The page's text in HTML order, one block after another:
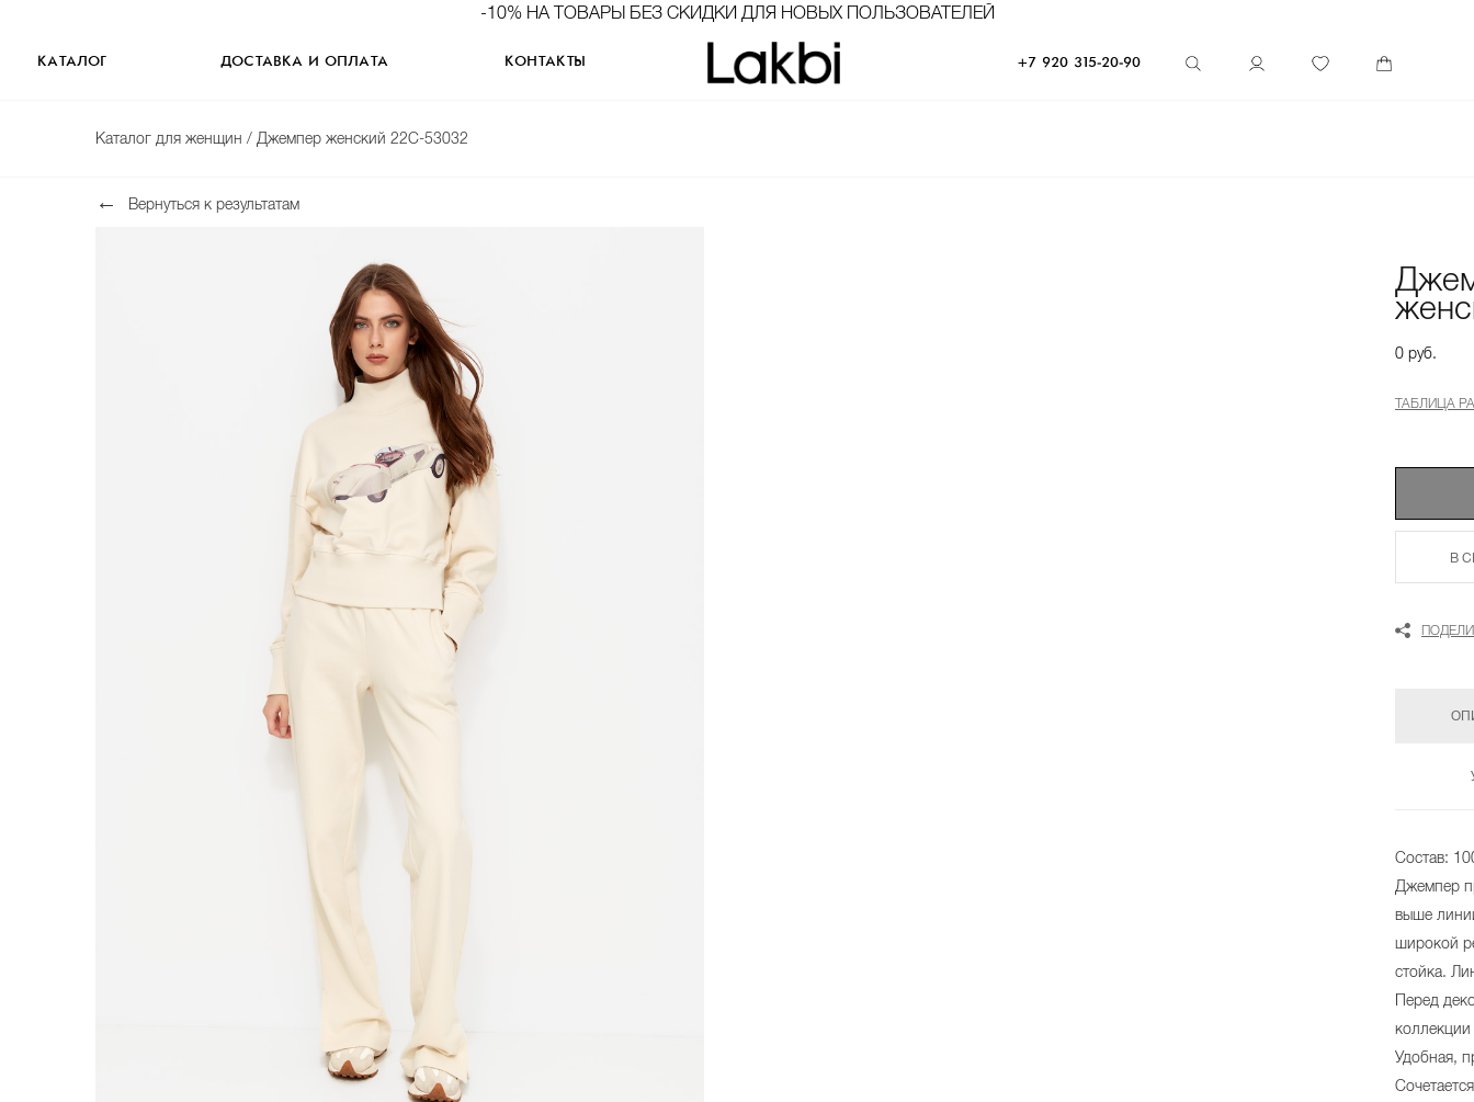
-10% НА ТОВАРЫ БЕЗ СКИДКИ ДЛЯ НОВЫХ ПОЛЬЗОВАТЕЛЕЙ
КАТАЛОГ ДОСТАВКА И ОПЛАТА КОНТАКТЫ +7 920 315-20-90
Каталог для женщин / Джемпер женский 22С-53032
Вернуться к результатам
0 руб.
ТАБЛИЦА
В
Состав:
Джемпер
выше
широкой
стойка.
Перед
Удобная,